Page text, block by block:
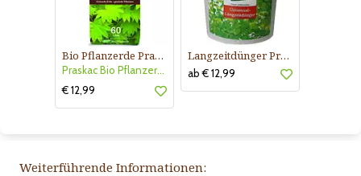
Bio Pflanzerde Praskac
Praskac Bio Pflanzerde
€ 12,99
Langzeitdünger Praskac
ab € 12,99
Weiterführende Informationen: